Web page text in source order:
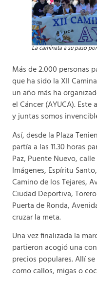
La caminata a su paso
Más de 2.000 personas
que ha sido la XII
un año más ha
el Cáncer (AYUCA).
y juntas somos
Así, desde la Plaza
partía a las 11.30 horas
Paz, Puente Nuevo,
Imágenes, Espíritu
Camino de los Tejares,
Ciudad Deportiva,
Puerta de Ronda,
cruzar la meta.
Una vez finalizada la
partieron acogió una
precios populares. Allí
como callos, migas o